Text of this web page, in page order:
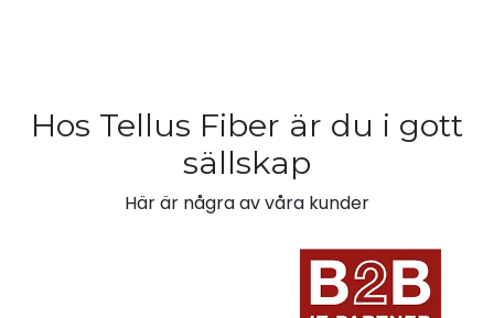
Hos Tellus Fiber är du i gott
sällskap
Här är några av våra kunder